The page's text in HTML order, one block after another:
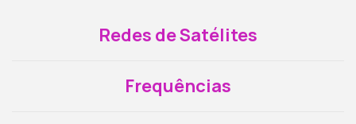
Redes de Satélites
Frequências